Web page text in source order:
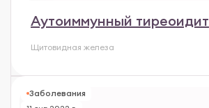
Аутоиммунный тиреоидит
Щитовидная железа
Заболевания